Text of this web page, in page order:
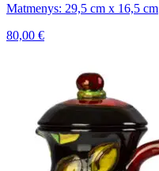
Matmenys: 29,5 cm x 16,5 cm
80,00 €